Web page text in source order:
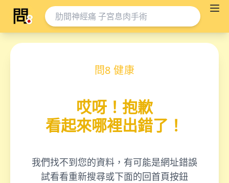
問8 健康
哎呀！抱歉
看起來哪裡出錯了！
我們找不到您的資料，有可能是網址錯誤
試看看重新搜尋或下面的回首頁按鈕